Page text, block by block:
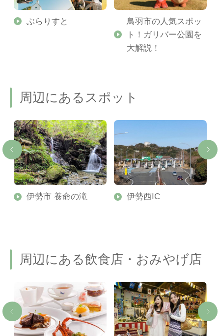
ぶらりすと
鳥羽市の人気スポッ
ト！ガリバー公園を
大解説！
周辺にあるスポット
伊勢市 養命の滝 伊勢西IC
周辺にある飲食店・おみやげ店